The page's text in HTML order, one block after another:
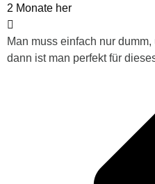
2 Monate her
Man muss einfach nur
dann ist man perfekt für